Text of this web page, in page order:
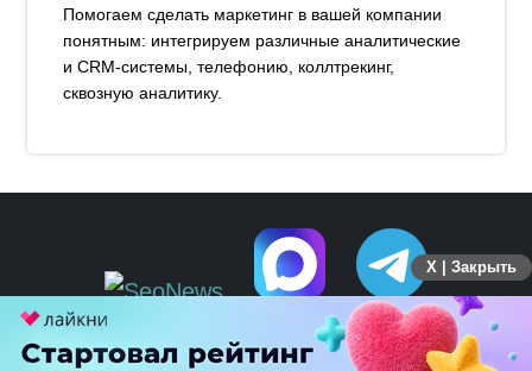
Помогаем сделать маркетинг в вашей компании
понятным: интегрируем различные аналитические
и CRM-системы, телефонию, коллтрекинг,
сквозную аналитику.
X | Закрыть
ПЕРЕЙТИ НА ПОЛНУЮ ВЕРСИЮ